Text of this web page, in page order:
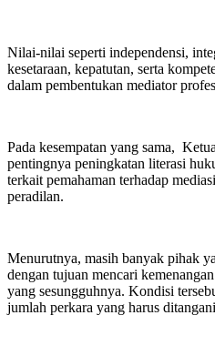
Nilai-nilai seperti independensi,
kesetaraan, kepatutan, serta
dalam pembentukan mediator
Pada kesempatan yang sama,
pentingnya peningkatan literasi
terkait pemahaman terhadap
peradilan.
Menurutnya, masih banyak pihak
dengan tujuan mencari
yang sesungguhnya. Kondisi
jumlah perkara yang harus